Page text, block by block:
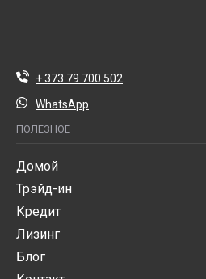
+ 373 79 700 502
WhatsApp
ПОЛЕЗНОЕ
Домой
Трэйд-ин
Кредит
Лизинг
Блог